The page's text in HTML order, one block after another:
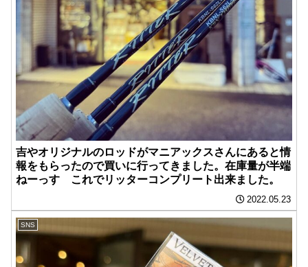
吉やオリジナルのロッドがマニアックスさんにあると情
報をもらったので買いに行ってきました。在庫量が半端
ねーっす これでリッターコンプリート出来ました。
2022.05.23
SNS